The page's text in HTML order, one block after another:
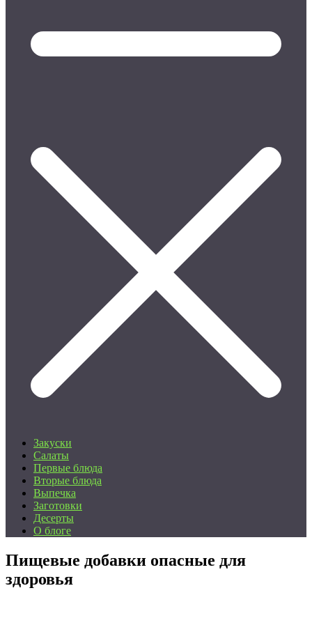
Закуски
Салаты
Первые блюда
Вторые блюда
Выпечка
Заготовки
Десерты
О блоге
Пищевые добавки опасные для
здоровья